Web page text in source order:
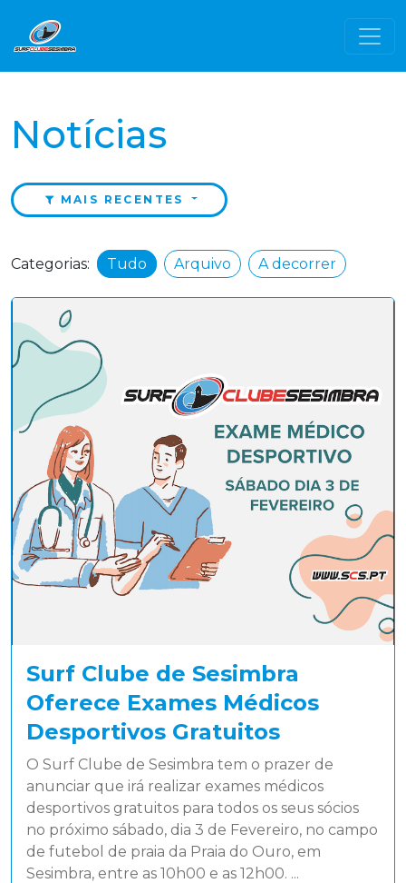
Notícias
MAIS RECENTES
Categorias: Tudo Arquivo A decorrer
Surf Clube de Sesimbra
Oferece Exames Médicos
Desportivos Gratuitos
O Surf Clube de Sesimbra tem o prazer de
anunciar que irá realizar exames médicos
desportivos gratuitos para todos os seus sócios
no próximo sábado, dia 3 de Fevereiro, no campo
de futebol de praia da Praia do Ouro, em
Sesimbra, entre as 10h00 e as 12h00. ...